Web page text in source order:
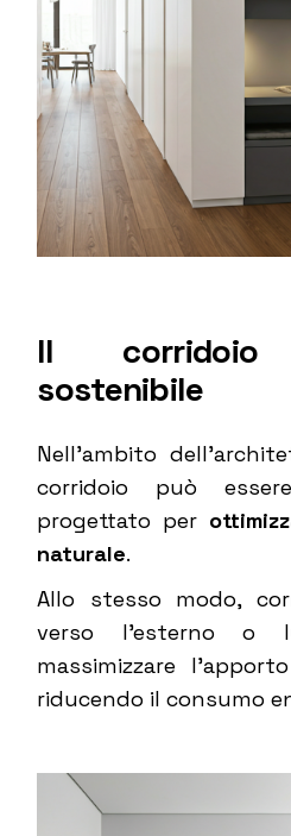
Il corridoio
sostenibile
Nell’ambito
corridoio può
progettato per
naturale.
Allo stesso modo,
verso l’esterno o
massimizzare
riducendo il consumo